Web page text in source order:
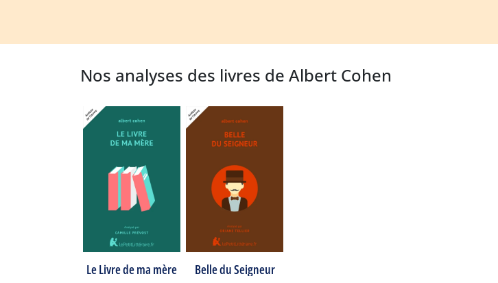
Nos analyses des livres de Albert Cohen
Le Livre de ma mère Belle du Seigneur